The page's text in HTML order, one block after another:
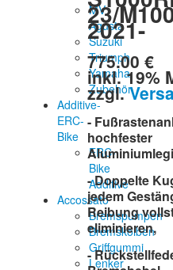
MV
Agusta
Suzuki
Triumph
Yamaha
Zubehör
Additive-
ERC-
Bike
ERC-
Bike
Additive
Accossato
Bremspumpen
Bremskolben
Griffgummi
Lenker
23/
2021-
775.00 €
inkl. 19%
zzgl.
-
hochfester
- Doppelte
jedem
Reibung
eliminieren,
-